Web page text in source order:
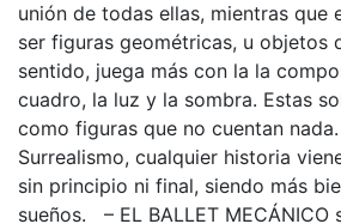
unión de todas ellas, mientras que
ser figuras geométricas, u objetos
sentido, juega más con la la
cuadro, la luz y la sombra. Estas
como figuras que no cuentan
Surrealismo, cualquier historia
sin principio ni final, siendo más
sueños. – EL BALLET MECÁNICO